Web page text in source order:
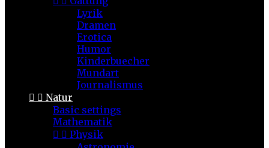
Lyrik
Dramen
Erotica
Humor
Kinderbuecher
Mundart
Journalismus
  Natur
Basic settings
Mathematik
  Physik